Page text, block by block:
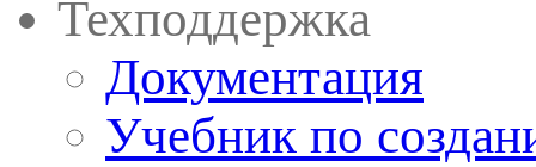
Техподдержка
Документация
Учебник по